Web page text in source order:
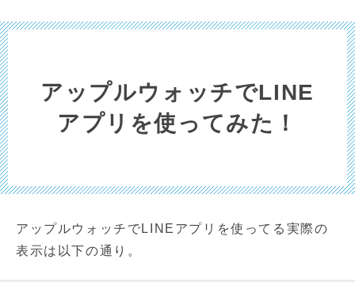
アップルウォッチでLINE
アプリを使ってみた！
アップルウォッチでLINEアプリを使ってる実際の
表示は以下の通り。